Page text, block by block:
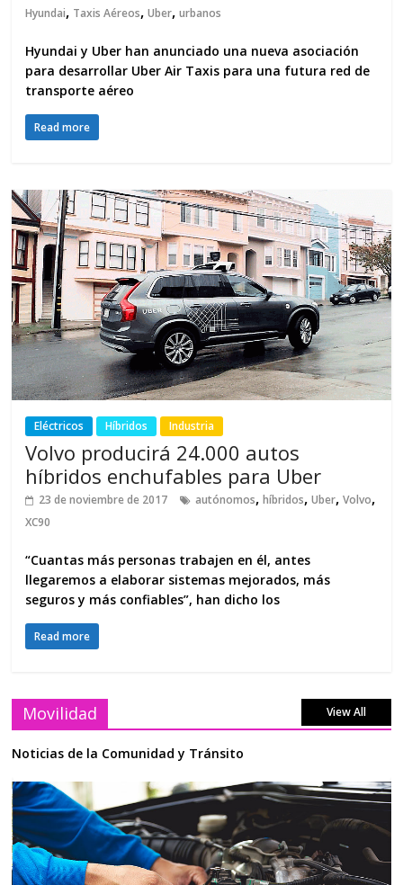
Hyundai, Taxis Aéreos,Uber,urbanos
Hyundai y Uber han anunciado una nueva asociación
para desarrollar Uber Air Taxis para una futura red de
transporte aéreo
Read more
Eléctricos Híbridos Industria
Volvo producirá 24.000 autos
híbridos enchufables para Uber
23 de noviembre de 2017 autónomos,híbridos,Uber,Volvo,
XC90
“Cuantas más personas trabajen en él, antes
llegaremos a elaborar sistemas mejorados, más
seguros y más confiables”, han dicho los
Read more
Movilidad View All
Noticias de la Comunidad y Tránsito